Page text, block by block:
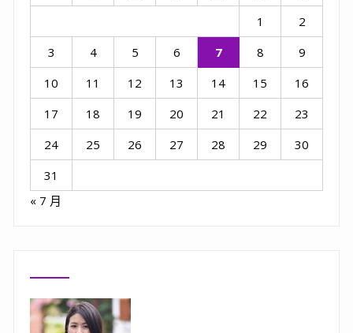
1
2
3
4 5 6 7 8
9
10
11 12 13 14 15
16
17
18 19 20 21 22
23
24
25 26 27 28 29
30
31
« 7 月